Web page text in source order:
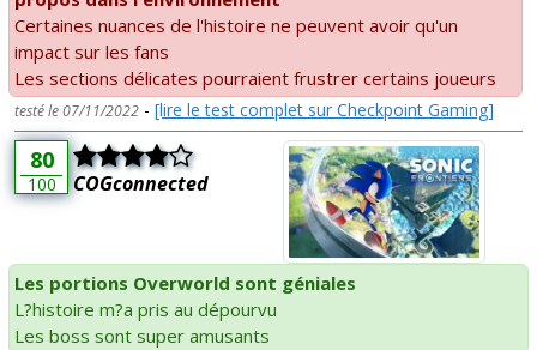
Certaines nuances de l'histoire ne peuvent avoir qu'un
impact sur les fans
Les sections délicates pourraient frustrer certains joueurs
testé le 07/11/2022 - [lire le test complet sur Checkpoint Gaming]
80
100 COGconnected
Les portions Overworld sont géniales
L?histoire m?a pris au dépourvu
Les boss sont super amusants